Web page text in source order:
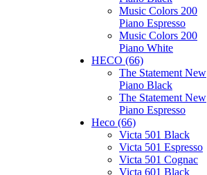
Music Colors 200
Piano Espresso
Music Colors 200
Piano White
HECO (66)
The Statement New
Piano Black
The Statement New
Piano Espresso
Heco (66)
Victa 501 Black
Victa 501 Espresso
Victa 501 Cognac
Victa 601 Black